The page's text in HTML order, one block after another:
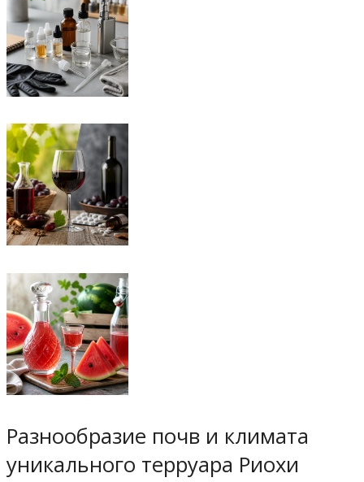
Разнообразие почв и климата
уникального терруара Риохи